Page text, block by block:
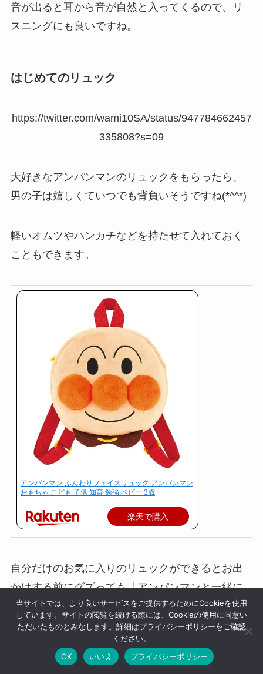
音が出ると耳から音が自然と入ってくるので、リ
スニングにも良いですね。
はじめてのリュック
https://twitter.com/wami10SA/status/947784662457
335808?s=09
大好きなアンパンマンのリュックをもらったら、
男の子は嬉しくていつでも背負いそうですね(*^^*)
軽いオムツやハンカチなどを持たせて入れておく
こともできます。
アンパンマン ふんわりフェイスリュック アンパンマン
おもちゃ こども 子供 知育 勉強 ベビー 3歳
楽天で購入
自分だけのお気に入りのリュックができるとお出
かけする前にグズっても「アンパンマンと一緒に
いこうか！」と言えたり、なにかと便利ですよ♪
当サイトでは、より良いサービスをご提供するためにCookieを使用
しています。サイトの閲覧を続ける際には、Cookieの使用に同意い
ただいたものとみなします。詳細はプライバシーポリシーをご確認
ください。
OK
いいえ プライバシーポリシー